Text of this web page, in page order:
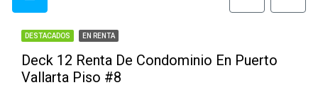
DESTACADOS EN RENTA
Deck 12 Renta De Condominio En Puerto
Vallarta Piso #8